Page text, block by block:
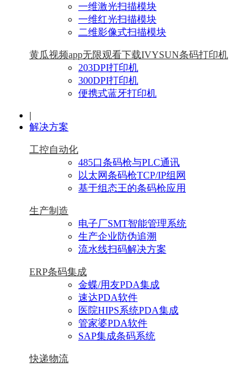
一维激光扫描模块
一维红光扫描模块
二维影像式扫描模块
黄瓜视频app无限观看下载IVYSUN条码打印机
203DPI打印机
300DPI打印机
便携式蓝牙打印机
|
解决方案
工控自动化
485口条码枪与PLC通讯
以太网条码枪TCP/IP组网
基于组态王的条码枪应用
生产制造
电子厂SMT智能管理系统
生产企业防伪追溯
流水线扫码解决方案
ERP条码集成
金蝶/用友PDA集成
速达PDA软件
医院HIPS系统PDA集成
管家婆PDA软件
SAP集成条码系统
快递物流